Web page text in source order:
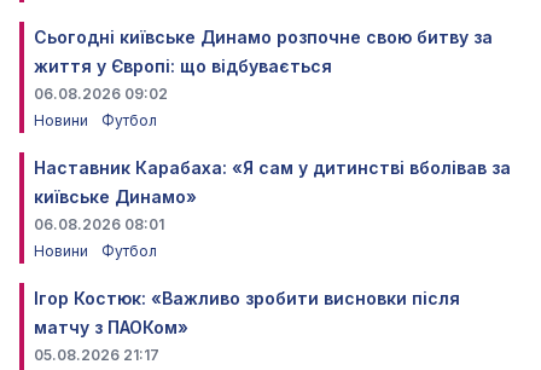
Сьогодні київське Динамо розпочне свою битву за
життя у Європі: що відбувається
06.08.2026 09:02
Новини
Футбол
Наставник Карабаха: «Я сам у дитинстві вболівав за
київське Динамо»
06.08.2026 08:01
Новини
Футбол
Ігор Костюк: «Важливо зробити висновки після
матчу з ПАОКом»
05.08.2026 21:17